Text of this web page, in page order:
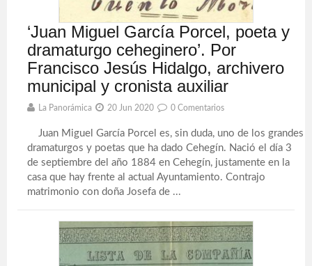
‘Juan Miguel García Porcel, poeta y
dramaturgo ceheginero’. Por
Francisco Jesús Hidalgo, archivero
municipal y cronista auxiliar
La Panorámica 20 Jun 2020 0 Comentarios
Juan Miguel García Porcel es, sin duda, uno de los grandes
dramaturgos y poetas que ha dado Cehegín. Nació el día 3
de septiembre del año 1884 en Cehegín, justamente en la
casa que hay frente al actual Ayuntamiento. Contrajo
matrimonio con doña Josefa de ...